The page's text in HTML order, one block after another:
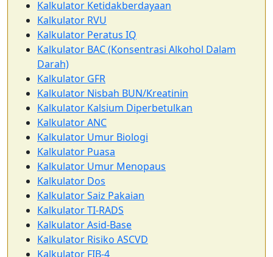
Kalkulator Ketidakberdayaan
Kalkulator RVU
Kalkulator Peratus IQ
Kalkulator BAC (Konsentrasi Alkohol Dalam
Darah)
Kalkulator GFR
Kalkulator Nisbah BUN/Kreatinin
Kalkulator Kalsium Diperbetulkan
Kalkulator ANC
Kalkulator Umur Biologi
Kalkulator Puasa
Kalkulator Umur Menopaus
Kalkulator Dos
Kalkulator Saiz Pakaian
Kalkulator TI-RADS
Kalkulator Asid-Base
Kalkulator Risiko ASCVD
Kalkulator FIB-4